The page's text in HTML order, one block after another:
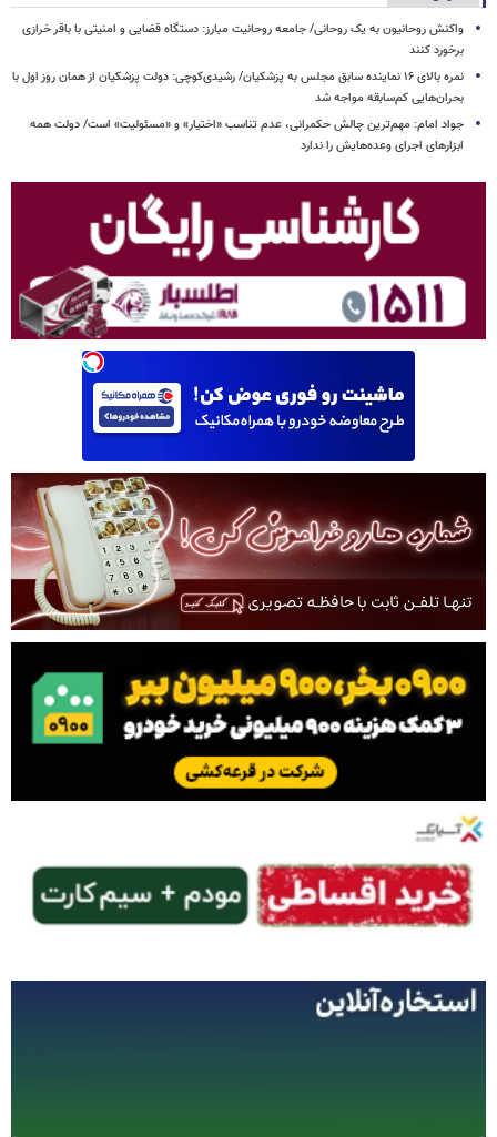
واکنش روحانیون به یک روحانی/ جامعه روحانیت مبارز: دستگاه قضایی و امنیتی با باقر خرازی
برخورد کنند
نمره بالای ۱۶ نماینده سابق مجلس به پزشکیان/ رشیدی‌کوچی: دولت پزشکیان از همان روز اول با
بحران‌هایی کم‌سابقه مواجه شد
جواد امام: مهم‌ترین چالش حکمرانی، عدم تناسب «اختیار» و «مسئولیت» است/ دولت همه
ابزارهای اجرای وعده‌هایش را ندارد